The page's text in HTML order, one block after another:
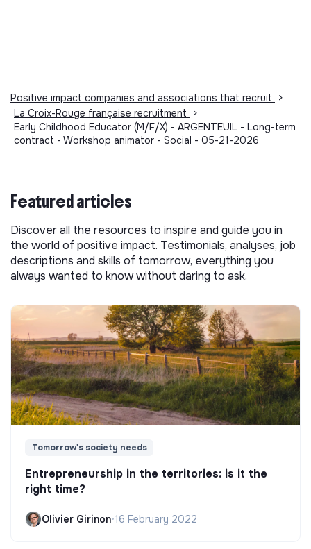
Positive impact companies and associations that recruit
>
La Croix-Rouge française recruitment
>
Early Childhood Educator (M/F/X) - ARGENTEUIL - Long-term
contract - Workshop animator - Social - 05-21-2026
Featured articles
Discover all the resources to inspire and guide you in
the world of positive impact. Testimonials, analyses, job
descriptions and skills of tomorrow, everything you
always wanted to know without daring to ask.
Tomorrow's society needs
Entrepreneurship in the territories: is it the
right time?
Olivier Girinon•16 February 2022